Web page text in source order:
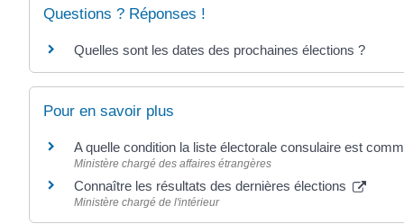
Questions ? Réponses !
Quelles sont les dates des prochaines élections ?
Pour en savoir plus
A quelle condition la liste électorale consulaire est
Ministère chargé des affaires étrangères
Connaître les résultats des dernières élections
Ministère chargé de l'intérieur